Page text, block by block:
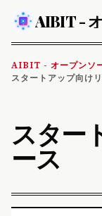
AIBIT - オープンソ
スタートアップ向け
スター
ース